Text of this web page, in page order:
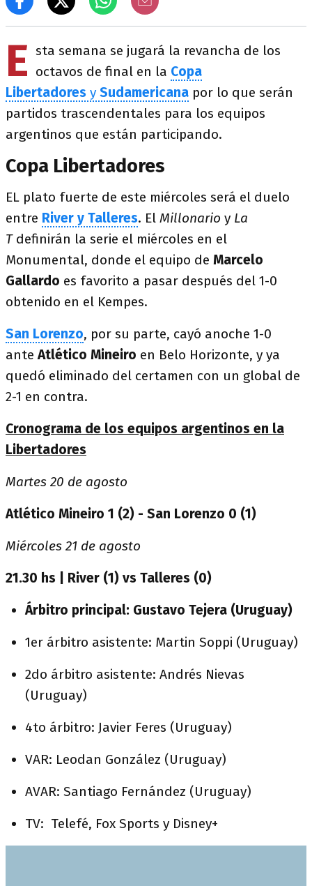
E sta semana se jugará la revancha de los
octavos de final en la Copa
Libertadores y Sudamericana por lo que serán
partidos trascendentales para los equipos
argentinos que están participando.
Copa Libertadores
EL plato fuerte de este miércoles será el duelo
entre River y Talleres. El Millonario y La
T definirán la serie el miércoles en el
Monumental, donde el equipo de Marcelo
Gallardo es favorito a pasar después del 1-0
obtenido en el Kempes.
San Lorenzo, por su parte, cayó anoche 1-0
ante Atlético Mineiro en Belo Horizonte, y ya
quedó eliminado del certamen con un global de
2-1 en contra.
Cronograma de los equipos argentinos en la
Libertadores
Martes 20 de agosto
Atlético Mineiro 1 (2) - San Lorenzo 0 (1)
Miércoles 21 de agosto
21.30 hs | River (1) vs Talleres (0)
Árbitro principal: Gustavo Tejera (Uruguay)
1er árbitro asistente: Martin Soppi (Uruguay)
2do árbitro asistente: Andrés Nievas
(Uruguay)
4to árbitro: Javier Feres (Uruguay)
VAR: Leodan González (Uruguay)
AVAR: Santiago Fernández (Uruguay)
TV: Telefé, Fox Sports y Disney+